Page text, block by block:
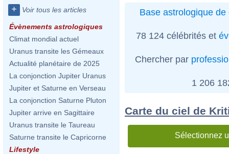
+ Voir tous les articles
Évènements astrologiques
Climat mondial actuel
Uranus transite les Gémeaux
Actualité planétaire de 2025
La conjonction Jupiter Uranus
Jupiter et Saturne en Verseau
La conjonction Saturne Pluton
Jupiter arrive en Sagittaire
Uranus transite le Taureau
Saturne transite le Capricorne
Lifestyle
Base astrologique de
78 124 célébrités et
Chercher par
1 206
Carte du ciel de
Sélectionnez